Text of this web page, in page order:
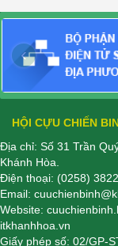
‹
HỘI CỰU CHIẾN
Địa chỉ: Số 31 Trần
Khánh Hòa.
Điện thoại: (0258)
Email:
Website:
itkhanhhoa.vn
Giấy phép số: 02/GP-